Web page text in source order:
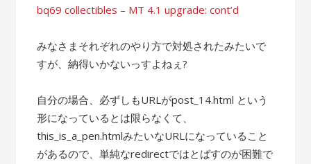
bq69 collectibles – MT 4.1 upgrade: cont’d
みなさまそれぞれのやり方で対処されたみたいで
すが、納得いかないっすよねぇ?
自分の場合、必ずしもURLがpost_14.html という
形になっているとは限らなくて、
this_is_a_pen.htmlみたいなURLになっていること
があるので、単純なredirectではとばすのが困難で